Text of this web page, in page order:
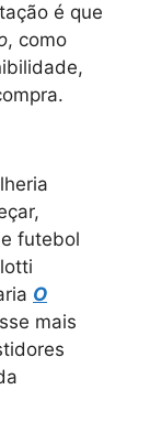
é que
, como
futebol
O
mais